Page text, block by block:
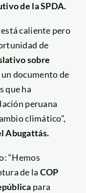
de la SPDA.
caliente pero
de
sobre
un documento de
que ha
peruana
climático”,
Abugattás.
“Hemos
de la COP
para